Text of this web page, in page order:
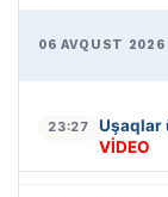
06 AVQUST 2026
23:27 Uşaqlar
VİDEO